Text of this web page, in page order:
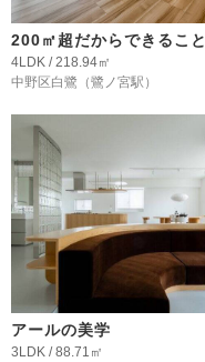
200㎡超だからできること
4LDK / 218.94㎡
中野区白鷺 （鷺ノ宮駅）
アールの美学
3LDK / 88.71㎡